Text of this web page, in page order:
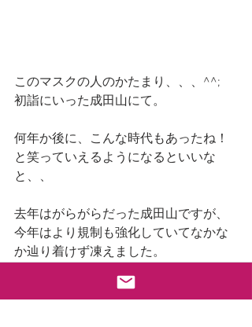
このマスクの人のかたまり、、、^^;
初詣にいった成田山にて。
何年か後に、こんな時代もあったね！
と笑っていえるようになるといいな
と、、
去年はがらがらだった成田山ですが、
今年はより規制も強化していてなかな
か辿り着けず凍えました。